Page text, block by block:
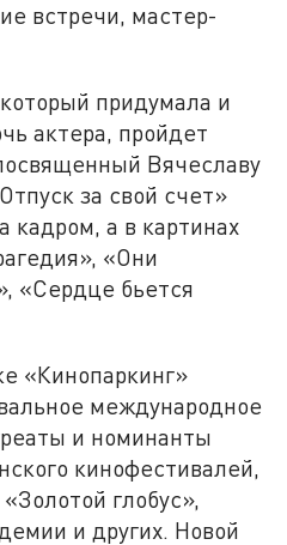
встречи, мастер-
придумала и
актера, пройдет
Вячеславу
за свой счет»
кадром, а в картинах
«Они
«Сердце бьется
«Кинопаркинг»
международное
и номинанты
кинофестивалей,
глобус»,
и других. Новой